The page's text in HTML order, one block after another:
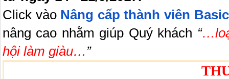
Click vào Nâng cấp thành viên Basic
nâng cao nhằm giúp Quý khách “
hội làm giàu… ”